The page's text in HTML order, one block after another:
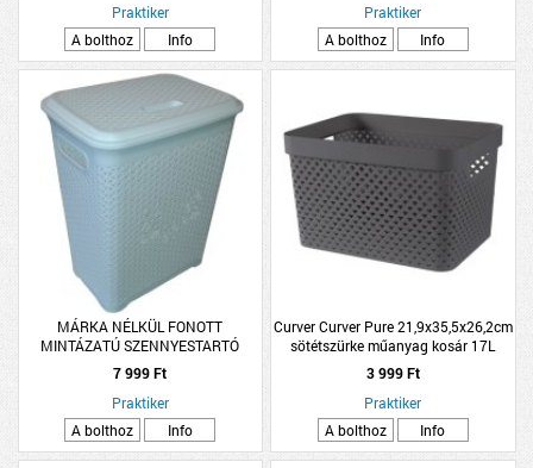
Praktiker
A bolthoz
Info
Praktiker
A bolthoz
Info
MÁRKA NÉLKÜL FONOTT
MINTÁZATÚ SZENNYESTARTÓ
FEHÉR 35L
7 999 Ft
Praktiker
A bolthoz
Info
Curver Curver Pure 21,9x35,5x26,2cm
sötétszürke műanyag kosár 17L
3 999 Ft
Praktiker
A bolthoz
Info